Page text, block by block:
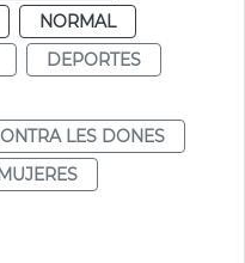
NORMAL
DEPORTES
LES DONES